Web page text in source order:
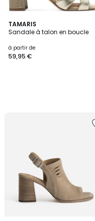
TAMARIS
Sandale à talon en boucle
à partir de
59,95 €